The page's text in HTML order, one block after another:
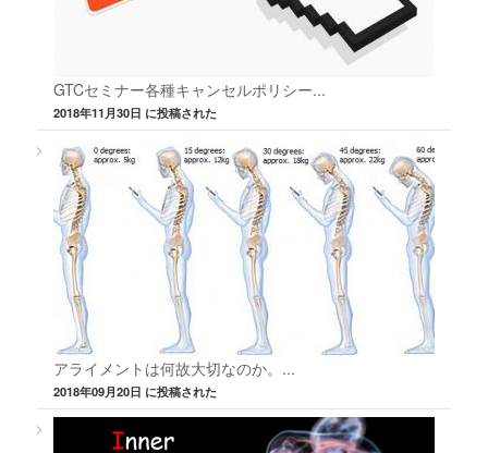
GTCセミナー各種キャンセルポリシー...
2018年11月30日 に投稿された
アライメントは何故大切なのか。...
2018年09月20日 に投稿された